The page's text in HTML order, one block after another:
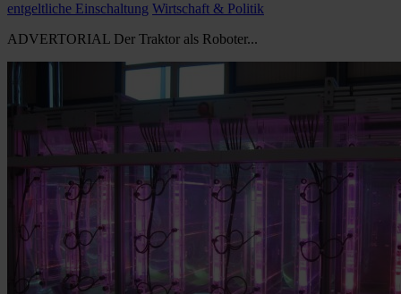
entgeltliche Einschaltung Wirtschaft & Politik
ADVERTORIAL Der Traktor als Roboter...